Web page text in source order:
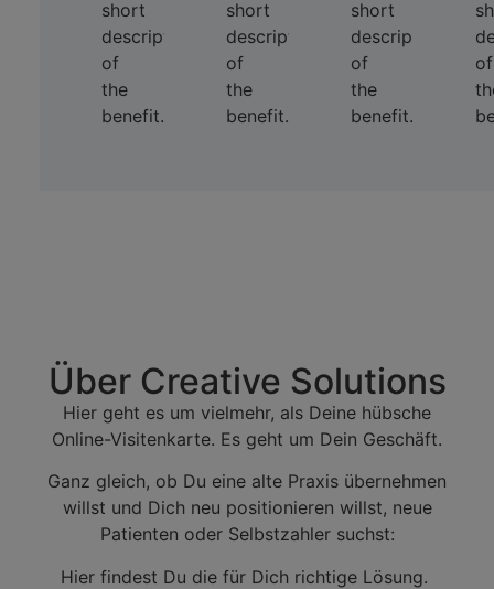
short
description
of
the
benefit.
short
description
of
the
benefit.
short
description
of
the
benefit.
of
Über Creative Solutions
Hier geht es um vielmehr, als Deine hübsche
Online-Visitenkarte. Es geht um Dein Geschäft.
Ganz gleich, ob Du eine alte Praxis übernehmen
willst und Dich neu positionieren willst, neue
Patienten oder Selbstzahler suchst:
Hier findest Du die für Dich richtige Lösung.